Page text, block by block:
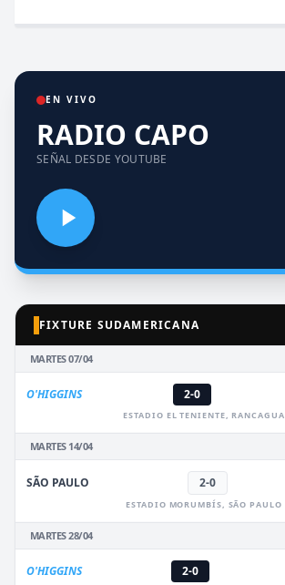
EN VIVO
RADIO CAPO
SEÑAL DESDE YOUTUBE
FIXTURE SUDAMERICANA
MARTES 07/04
O'HIGGINS 2-0
ESTADIO EL TENIENTE, RANCAGUA
MARTES 14/04
SÃO PAULO 2-0
ESTADIO MORUMBÍS, SÃO PAULO
MARTES 28/04
O'HIGGINS 2-0